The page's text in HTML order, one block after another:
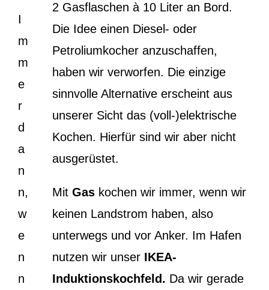
I
m
m
e
r
d
a
n
n,
w
e
n
n
2 Gasflaschen à 10 Liter an Bord.
Die Idee einen Diesel- oder
Petroliumkocher anzuschaffen,
haben wir verworfen. Die einzige
sinnvolle Alternative erscheint aus
unserer Sicht das (voll-)elektrische
Kochen. Hierfür sind wir aber nicht
ausgerüstet.
Mit Gaskochen wir immer, wenn wir
keinen Landstrom haben, also
unterwegs und vor Anker. Im Hafen
nutzen wir unser IKEA-
Induktionskochfeld. Da wir gerade